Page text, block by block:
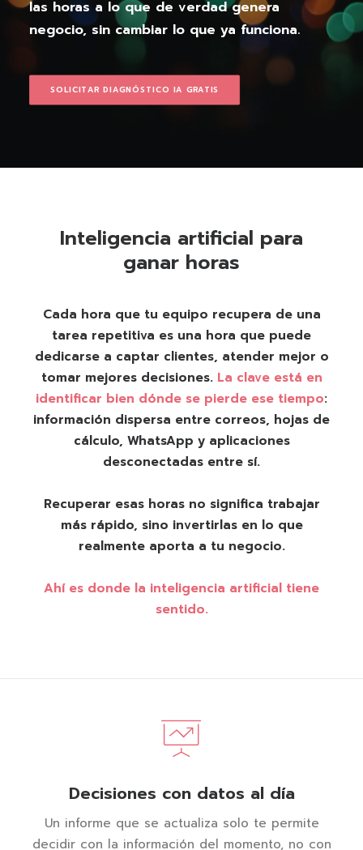
las horas a lo que de verdad genera
negocio, sin cambiar lo que ya funciona.
SOLICITAR DIAGNÓSTICO IA GRATIS
Inteligencia artificial para
ganar horas
Cada hora que tu equipo recupera de una
tarea repetitiva es una hora que puede
dedicarse a captar clientes, atender mejor o
tomar mejores decisiones. La clave está en
identificar bien dónde se pierde ese tiempo:
información dispersa entre correos, hojas de
cálculo, WhatsApp y aplicaciones
desconectadas entre sí.
Recuperar esas horas no significa trabajar
más rápido, sino invertirlas en lo que
realmente aporta a tu negocio.
Ahí es donde la inteligencia artificial tiene
sentido.
Decisiones con datos al día
Un informe que se actualiza solo te permite
decidir con la información del momento, no con